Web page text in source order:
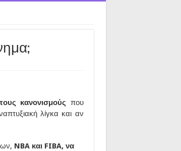
κανονισμούς που
λίγκα και αν
NBA και FIBA, να